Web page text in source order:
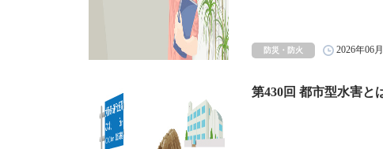
防災・防火 2026年06
第430回 都市型水害と